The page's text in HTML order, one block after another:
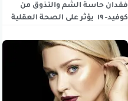
فقدان حاسة الشم والتذوق من
كوفيد- ١٩ يؤثر على الصحة العقلية